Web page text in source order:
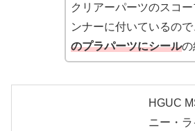
クリアーパーツのスコ
ンナーに付いているので
のプラパーツにシールの
HGUC
ニー・